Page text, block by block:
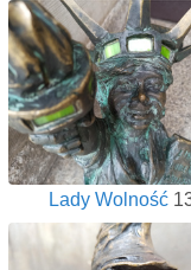
Lady Wolność